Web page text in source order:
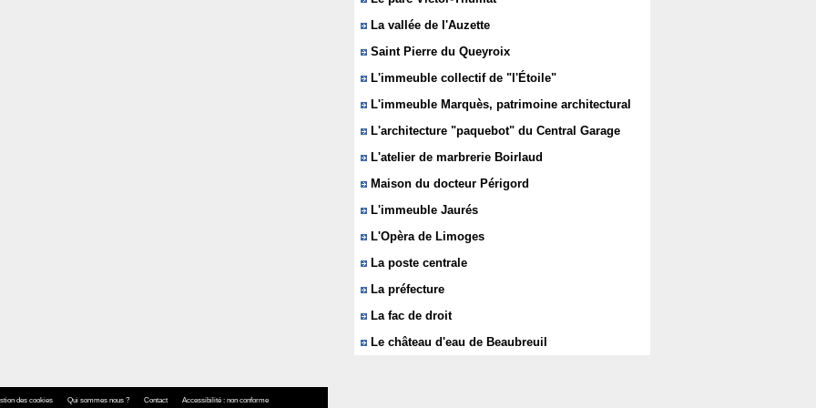
La vallée de l'Auzette
Saint Pierre du Queyroix
L'immeuble collectif de "l'Étoile"
L'immeuble Marquès, patrimoine architectural
L'architecture "paquebot" du Central Garage
L'atelier de marbrerie Boirlaud
Maison du docteur Périgord
L'immeuble Jaurés
L'Opèra de Limoges
La poste centrale
La préfecture
La fac de droit
Le château d'eau de Beaubreuil
des cookies Qui sommes nous ? Contact Accessibilité : non conforme